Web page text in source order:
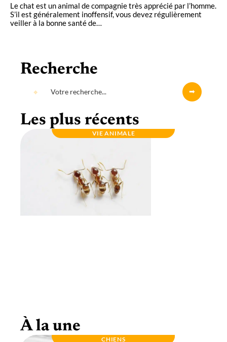
Le chat est un animal de compagnie très apprécié par l’homme.
S’il est généralement inoffensif, vous devez régulièrement
veiller à la bonne santé de…
Recherche
Les plus récents
VIE ANIMALE
FÉLINS
À la une
CHIENS